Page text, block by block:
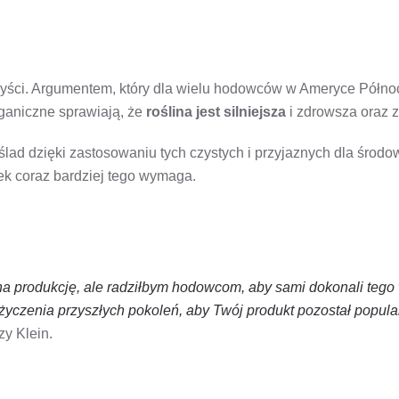
Argumentem, który dla wielu hodowców w Ameryce
sprawiają, że roślina jest silniejsza i zdrowsza oraz
dzięki zastosowaniu tych czystych i przyjaznych dla
coraz bardziej tego wymaga.
produkcję, ale radziłbym hodowcom, aby sami dokonali
przyszłych pokoleń, aby Twój produkt pozostał
Klein.